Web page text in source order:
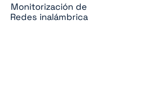
Monitorización de
Redes inalámbrica